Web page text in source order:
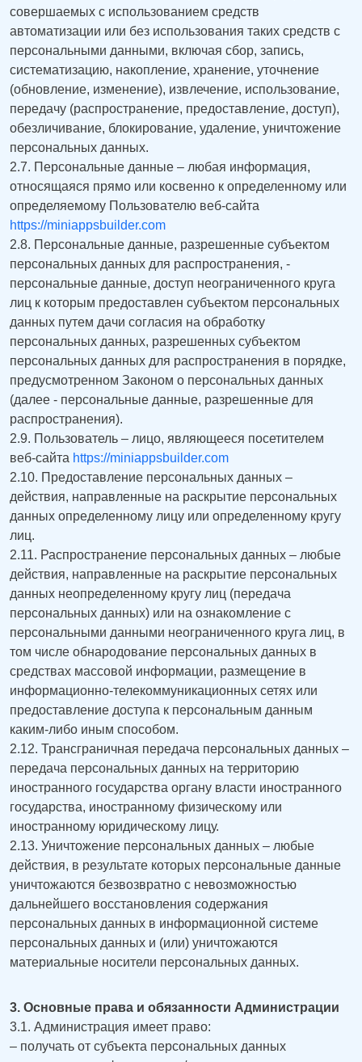
совершаемых с использованием средств
автоматизации или без использования таких средств с
персональными данными, включая сбор, запись,
систематизацию, накопление, хранение, уточнение
(обновление, изменение), извлечение, использование,
передачу (распространение, предоставление, доступ),
обезличивание, блокирование, удаление, уничтожение
персональных данных.
2.7. Персональные данные – любая информация,
относящаяся прямо или косвенно к определенному или
определяемому Пользователю веб-сайта
https://miniappsbuilder.com
2.8. Персональные данные, разрешенные субъектом
персональных данных для распространения, -
персональные данные, доступ неограниченного круга
лиц к которым предоставлен субъектом персональных
данных путем дачи согласия на обработку
персональных данных, разрешенных субъектом
персональных данных для распространения в порядке,
предусмотренном Законом о персональных данных
(далее - персональные данные, разрешенные для
распространения).
2.9. Пользователь – лицо, являющееся посетителем
веб-сайта https://miniappsbuilder.com
2.10. Предоставление персональных данных –
действия, направленные на раскрытие персональных
данных определенному лицу или определенному кругу
лиц.
2.11. Распространение персональных данных – любые
действия, направленные на раскрытие персональных
данных неопределенному кругу лиц (передача
персональных данных) или на ознакомление с
персональными данными неограниченного круга лиц, в
том числе обнародование персональных данных в
средствах массовой информации, размещение в
информационно-телекоммуникационных сетях или
предоставление доступа к персональным данным
каким-либо иным способом.
2.12. Трансграничная передача персональных данных –
передача персональных данных на территорию
иностранного государства органу власти иностранного
государства, иностранному физическому или
иностранному юридическому лицу.
2.13. Уничтожение персональных данных – любые
действия, в результате которых персональные данные
уничтожаются безвозвратно с невозможностью
дальнейшего восстановления содержания
персональных данных в информационной системе
персональных данных и (или) уничтожаются
материальные носители персональных данных.
3. Основные права и обязанности Администрации
3.1. Администрация имеет право:
– получать от субъекта персональных данных